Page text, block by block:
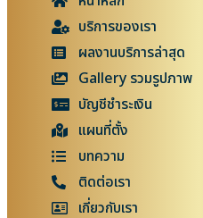
บริการของเรา
ผลงานบริการล่าสุด
Gallery รวมรูปภาพ
บัญชีชำระเงิน
แผนที่ตั้ง
บทความ
ติดต่อเรา
เกี่ยวกับเรา